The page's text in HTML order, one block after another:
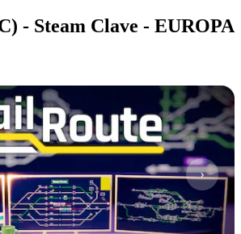
- Steam Clave - EUROPA